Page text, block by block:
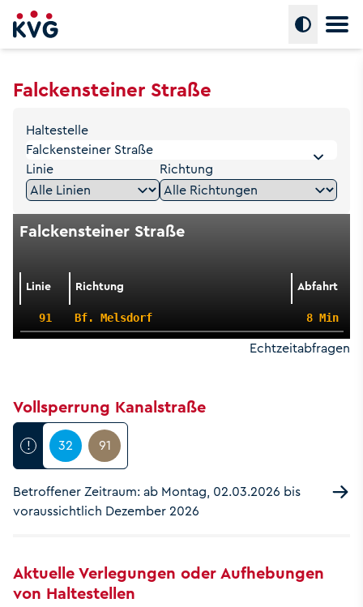
Falckensteiner Straße
Echtzeitabfragen
Haltestelle
Linie Richtung
Falckensteiner Straße
Linie Richtung Abfahrt
91 Bf. Melsdorf 8 Min
Vollsperrung Kanalstraße
! 32 91
Betroffener Zeitraum: ab Montag, 02.03.2026 bis
voraussichtlich Dezember 2026
Aktuelle Verlegungen oder Aufhebungen
von Haltestellen